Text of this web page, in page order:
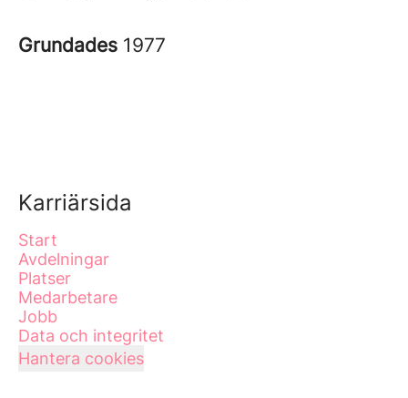
Grundades 1977
Karriärsida
Start
Avdelningar
Platser
Medarbetare
Jobb
Data och integritet
Hantera cookies